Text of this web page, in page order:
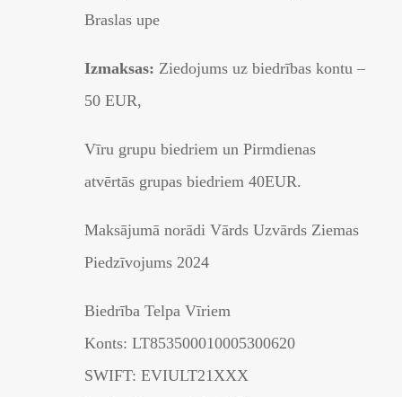
Braslas upe
Izmaksas: Ziedojums uz biedrības kontu –
50 EUR,
Vīru grupu biedriem un Pirmdienas
atvērtās grupas biedriem 40EUR.
Maksājumā norādi Vārds Uzvārds Ziemas
Piedzīvojums 2024
Biedrība Telpa Vīriem
Konts: LT853500010005300620
SWIFT: EVIULT21XXX